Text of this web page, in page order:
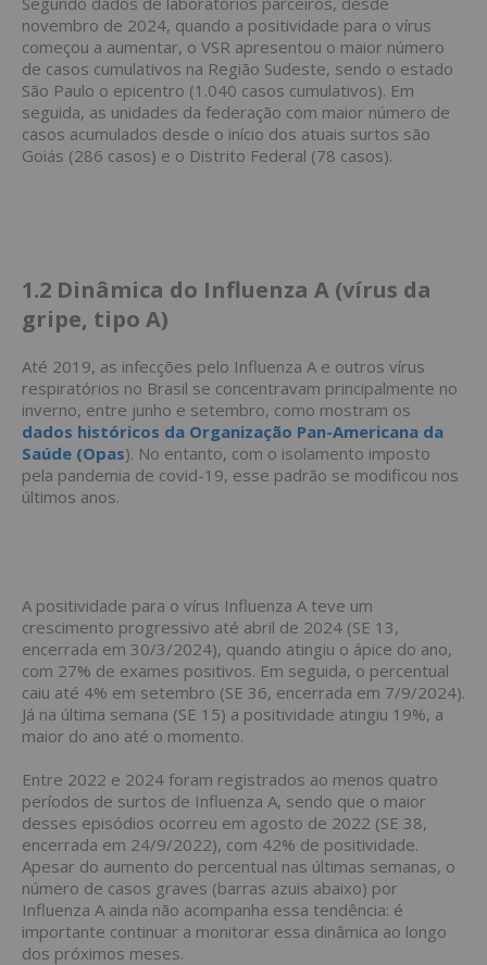
novembro de 2024, quando a positividade para o vírus
começou a aumentar, o VSR apresentou o maior número
de casos cumulativos na Região Sudeste, sendo o estado
São Paulo o epicentro (1.040 casos cumulativos). Em
seguida, as unidades da federação com maior número de
casos acumulados desde o início dos atuais surtos são
Goiás (286 casos) e o Distrito Federal (78 casos).
1.2 Dinâmica do Influenza A (vírus da
gripe, tipo A)
Até 2019, as infecções pelo Influenza A e outros vírus
respiratórios no Brasil se concentravam principalmente no
inverno, entre junho e setembro, como mostram os
dados históricos da Organização Pan-Americana da
Saúde (Opas). No entanto, com o isolamento imposto
pela pandemia de covid-19, esse padrão se modificou nos
últimos anos.
A positividade para o vírus Influenza A teve um
crescimento progressivo até abril de 2024 (SE 13,
encerrada em 30/3/2024), quando atingiu o ápice do ano,
com 27% de exames positivos. Em seguida, o percentual
caiu até 4% em setembro (SE 36, encerrada em 7/9/2024).
Já na última semana (SE 15) a positividade atingiu 19%, a
maior do ano até o momento.
Entre 2022 e 2024 foram registrados ao menos quatro
períodos de surtos de Influenza A, sendo que o maior
desses episódios ocorreu em agosto de 2022 (SE 38,
encerrada em 24/9/2022), com 42% de positividade.
Apesar do aumento do percentual nas últimas semanas, o
número de casos graves (barras azuis abaixo) por
Influenza A ainda não acompanha essa tendência: é
importante continuar a monitorar essa dinâmica ao longo
dos próximos meses.